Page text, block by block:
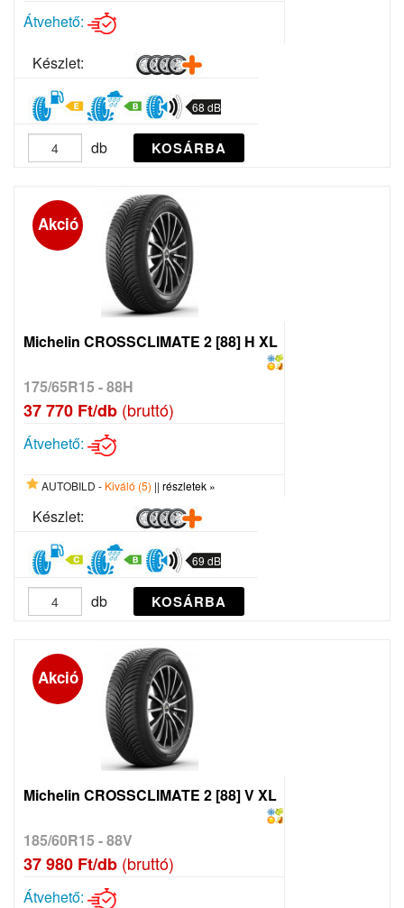
Átvehető:
Készlet:
68 dB
db KOSÁRBA
Akció
Michelin CROSSCLIMATE 2 [88] H XL
175/65R15 - 88H
37 770 Ft/db (bruttó)
Átvehető:
AUTOBILD - Kiváló (5) || részletek »
Készlet:
69 dB
db KOSÁRBA
Akció
Michelin CROSSCLIMATE 2 [88] V XL
185/60R15 - 88V
37 980 Ft/db (bruttó)
Átvehető: